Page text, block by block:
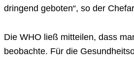
dringend geboten“, so der
Die WHO ließ mitteilen, dass
beobachte. Für die